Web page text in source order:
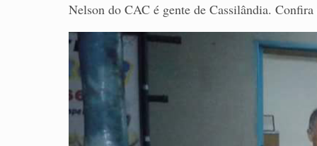
Nelson do CAC é gente de Cassilândia. Confira